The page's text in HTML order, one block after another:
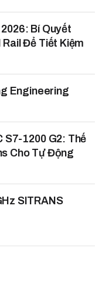
Bí Quyết
Để Tiết Kiệm
Engineering
S7-1200 G2: Thế
Cho Tự Động
SITRANS